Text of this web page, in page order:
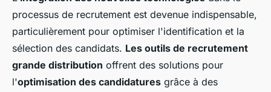
processus de recrutement est devenue indispensable,
particulièrement pour optimiser l'identification et la
sélection des candidats. Les outils de recrutement
grande distribution offrent des solutions pour
l'optimisation des candidatures grâce à des